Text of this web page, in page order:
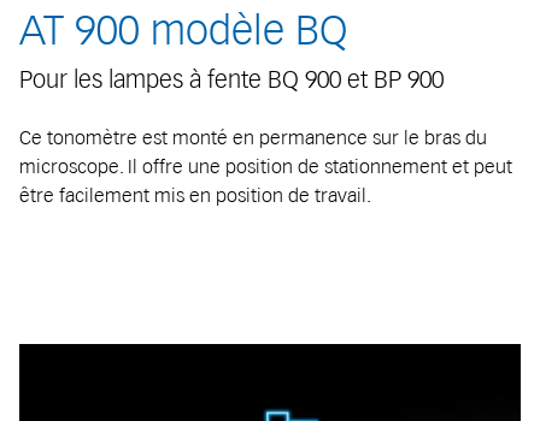
AT 900 modèle BQ
Pour les lampes à fente BQ 900 et BP 900
Ce tonomètre est monté en permanence sur le bras du
microscope. Il offre une position de stationnement et peut
être facilement mis en position de travail.